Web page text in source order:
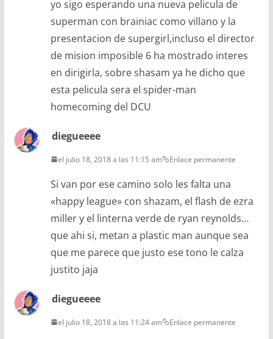
yo sigo esperando una nueva pelicula de
superman con brainiac como villano y la
presentacion de supergirl,incluso el director
de mision imposible 6 ha mostrado interes
en dirigirla, sobre shasam ya he dicho que
esta pelicula sera el spider-man
homecoming del DCU
diegueeee
el julio 18, 2018 a las 11:15 am Enlace permanente
Si van por ese camino solo les falta una
«happy league» con shazam, el flash de ezra
miller y el linterna verde de ryan reynolds…
que ahi si, metan a plastic man aunque sea
que me parece que justo ese tono le calza
justito jaja
diegueeee
el julio 18, 2018 a las 11:24 am Enlace permanente